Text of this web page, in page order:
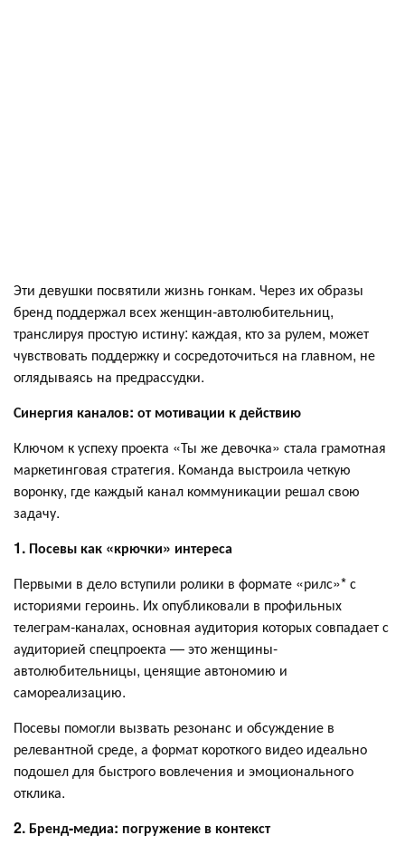
Эти девушки посвятили жизнь гонкам. Через их образы
бренд поддержал всех женщин-автолюбительниц,
транслируя простую истину: каждая, кто за рулем, может
чувствовать поддержку и сосредоточиться на главном, не
оглядываясь на предрассудки.
Синергия каналов: от мотивации к действию
Ключом к успеху проекта «Ты же девочка» стала грамотная
маркетинговая стратегия. Команда выстроила четкую
воронку, где каждый канал коммуникации решал свою
задачу.
1. Посевы как «крючки» интереса
Первыми в дело вступили ролики в формате «рилс»* с
историями героинь. Их опубликовали в профильных
телеграм-каналах, основная аудитория которых совпадает с
аудиторией спецпроекта — это женщины-
автолюбительницы, ценящие автономию и
самореализацию.
Посевы помогли вызвать резонанс и обсуждение в
релевантной среде, а формат короткого видео идеально
подошел для быстрого вовлечения и эмоционального
отклика.
2. Бренд-медиа: погружение в контекст